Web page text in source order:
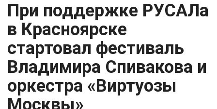
При поддержке РУСАЛа
в Красноярске
стартовал фестиваль
Владимира Спивакова и
оркестра «Виртуозы
Москвы»